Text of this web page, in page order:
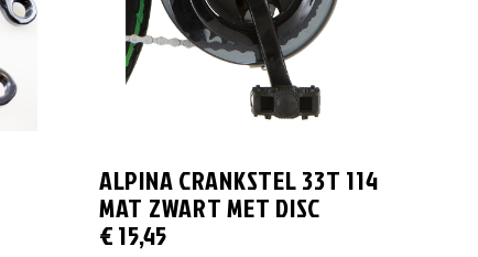
ALPINA CRANKSTEL 33T 114
MAT ZWART MET DISC
€15,45